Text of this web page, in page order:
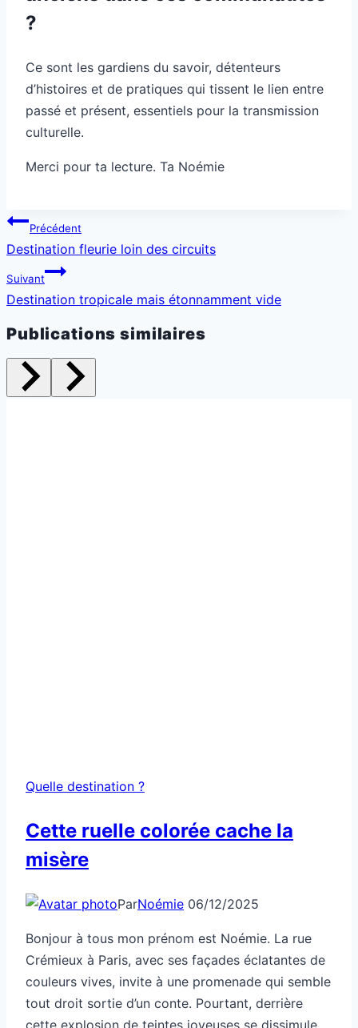
?
Ce sont les gardiens du savoir, détenteurs
d’histoires et de pratiques qui tissent le lien entre
passé et présent, essentiels pour la transmission
culturelle.
Merci pour ta lecture. Ta Noémie
Navigation
de
l’article
Précédent
Destination fleurie loin des circuits
Suivant
Destination tropicale mais étonnamment vide
Publications similaires
Quelle destination ?
Cette ruelle colorée cache la
misère
ParNoémie 06/12/2025
Bonjour à tous mon prénom est Noémie. La rue
Crémieux à Paris, avec ses façades éclatantes de
couleurs vives, invite à une promenade qui semble
tout droit sortie d’un conte. Pourtant, derrière
cette explosion de teintes joyeuses se dissimule